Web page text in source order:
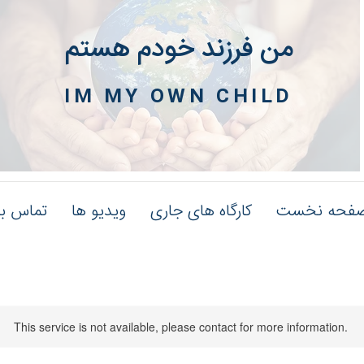
من فرزند خودم هستم
IM MY OWN CHILD
تماس ویدیو ها کارگاه های جاری نخست
This service is not available, please contact for more information.